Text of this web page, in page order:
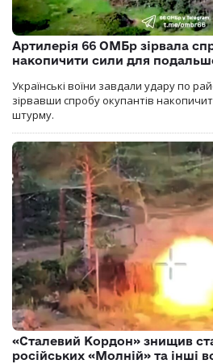
Артилерія 66 ОМБр зірвала
накопичити сили для
Українські воїни завдали удару по
зірвавши спробу окупантів
штурму.
«Сталевий Кордон» знищив
російських «Молній» та інші